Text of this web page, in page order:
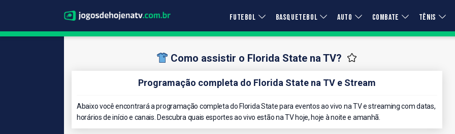
FUTEBOL BASQUETEBOL AUTO COMBATE TÊNIS
Como assistir o Florida State na TV?
Programação completa do Florida State na TV e Stream
Abaixo você encontrará a programação completa do Florida State para eventos ao vivo na TV e streaming com datas,
horários de início e canais. Descubra quais esportes ao vivo estão na TV hoje, hoje à noite e amanhã.